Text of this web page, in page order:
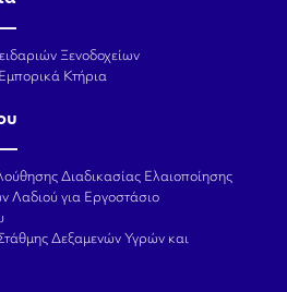
Ξενοδοχείων
Κτήρια
Διαδικασίας Ελαιοποίησης
Λαδιού για Εργοστάσιο
Δεξαμενών Υγρών και